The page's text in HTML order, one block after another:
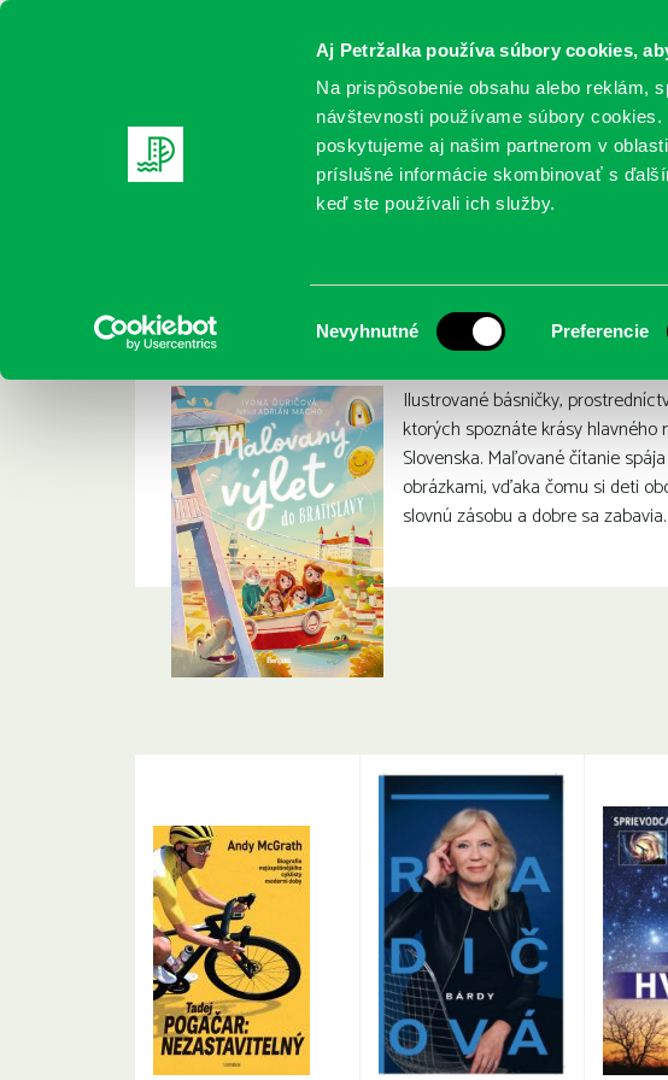
Aj Petržalka používa súbory cookies,
Na prispôsobenie obsahu alebo reklám,
návštevnosti používame súbory
poskytujeme aj našim partnerom v
príslušné informácie skombinovať s
keď ste používali ich služby.
súhlasu
Nevyhnutné Preferencie
REGISTRUJTE SA ONLINE KATALÓGY
Ďuričová, Ivona:
Ilustrované básničky,
ktorých spoznáte krásy hlavného
Slovenska. Maľované čítanie
obrázkami, vďaka čomu si deti
slovnú zásobu a dobre sa zabavia.